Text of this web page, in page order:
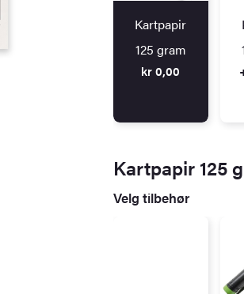
Kartpapir
125 gram
kr0,00
Kartpapir 125
Velg tilbehør